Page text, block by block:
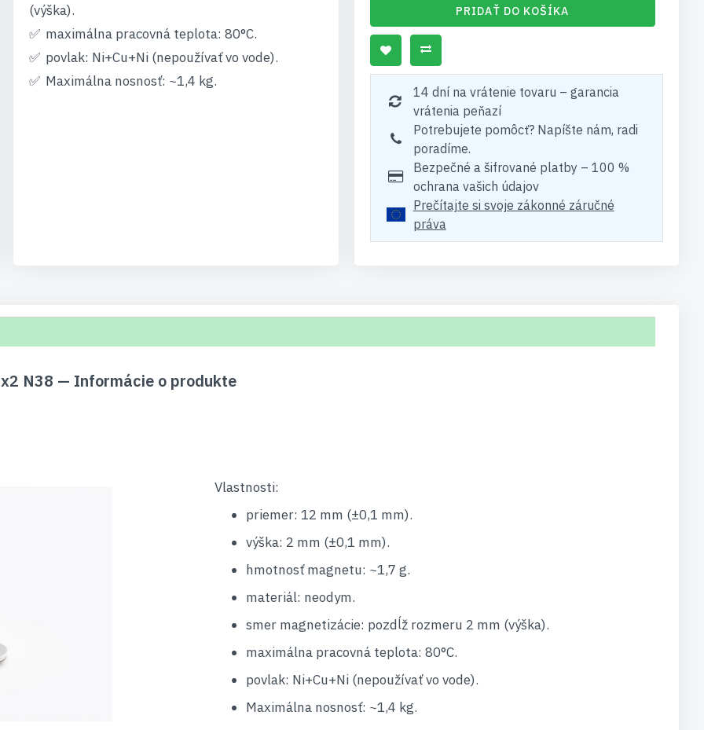
(výška).
maximálna pracovná teplota: 80°C.
povlak: Ni+Cu+Ni (nepoužívať vo vode).
Maximálna nosnosť: ~1,4 kg.
PRIDAŤ DO KOŠÍKA
14 dní na vrátenie tovaru – garancia
vrátenia peňazí
Potrebujete pomôcť? Napíšte nám, radi
poradíme.
Bezpečné a šifrované platby – 100 %
ochrana vašich údajov
Prečítajte si svoje zákonné záručné
práva
N38 — Informácie o produkte
Vlastnosti:
priemer: 12 mm (±0,1 mm).
výška: 2 mm (±0,1 mm).
hmotnosť magnetu: ~1,7 g.
materiál: neodym.
smer magnetizácie: pozdĺž rozmeru 2 mm (výška).
maximálna pracovná teplota: 80°C.
povlak: Ni+Cu+Ni (nepoužívať vo vode).
Maximálna nosnosť: ~1,4 kg.